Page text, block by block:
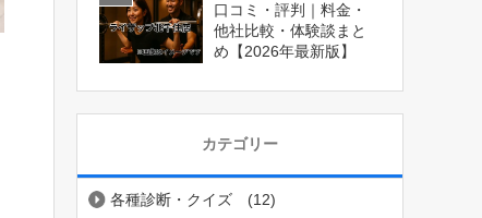
口コミ・評判｜料金・
他社比較・体験談まと
め【2026年最新版】
カテゴリー
各種診断・クイズ (12)